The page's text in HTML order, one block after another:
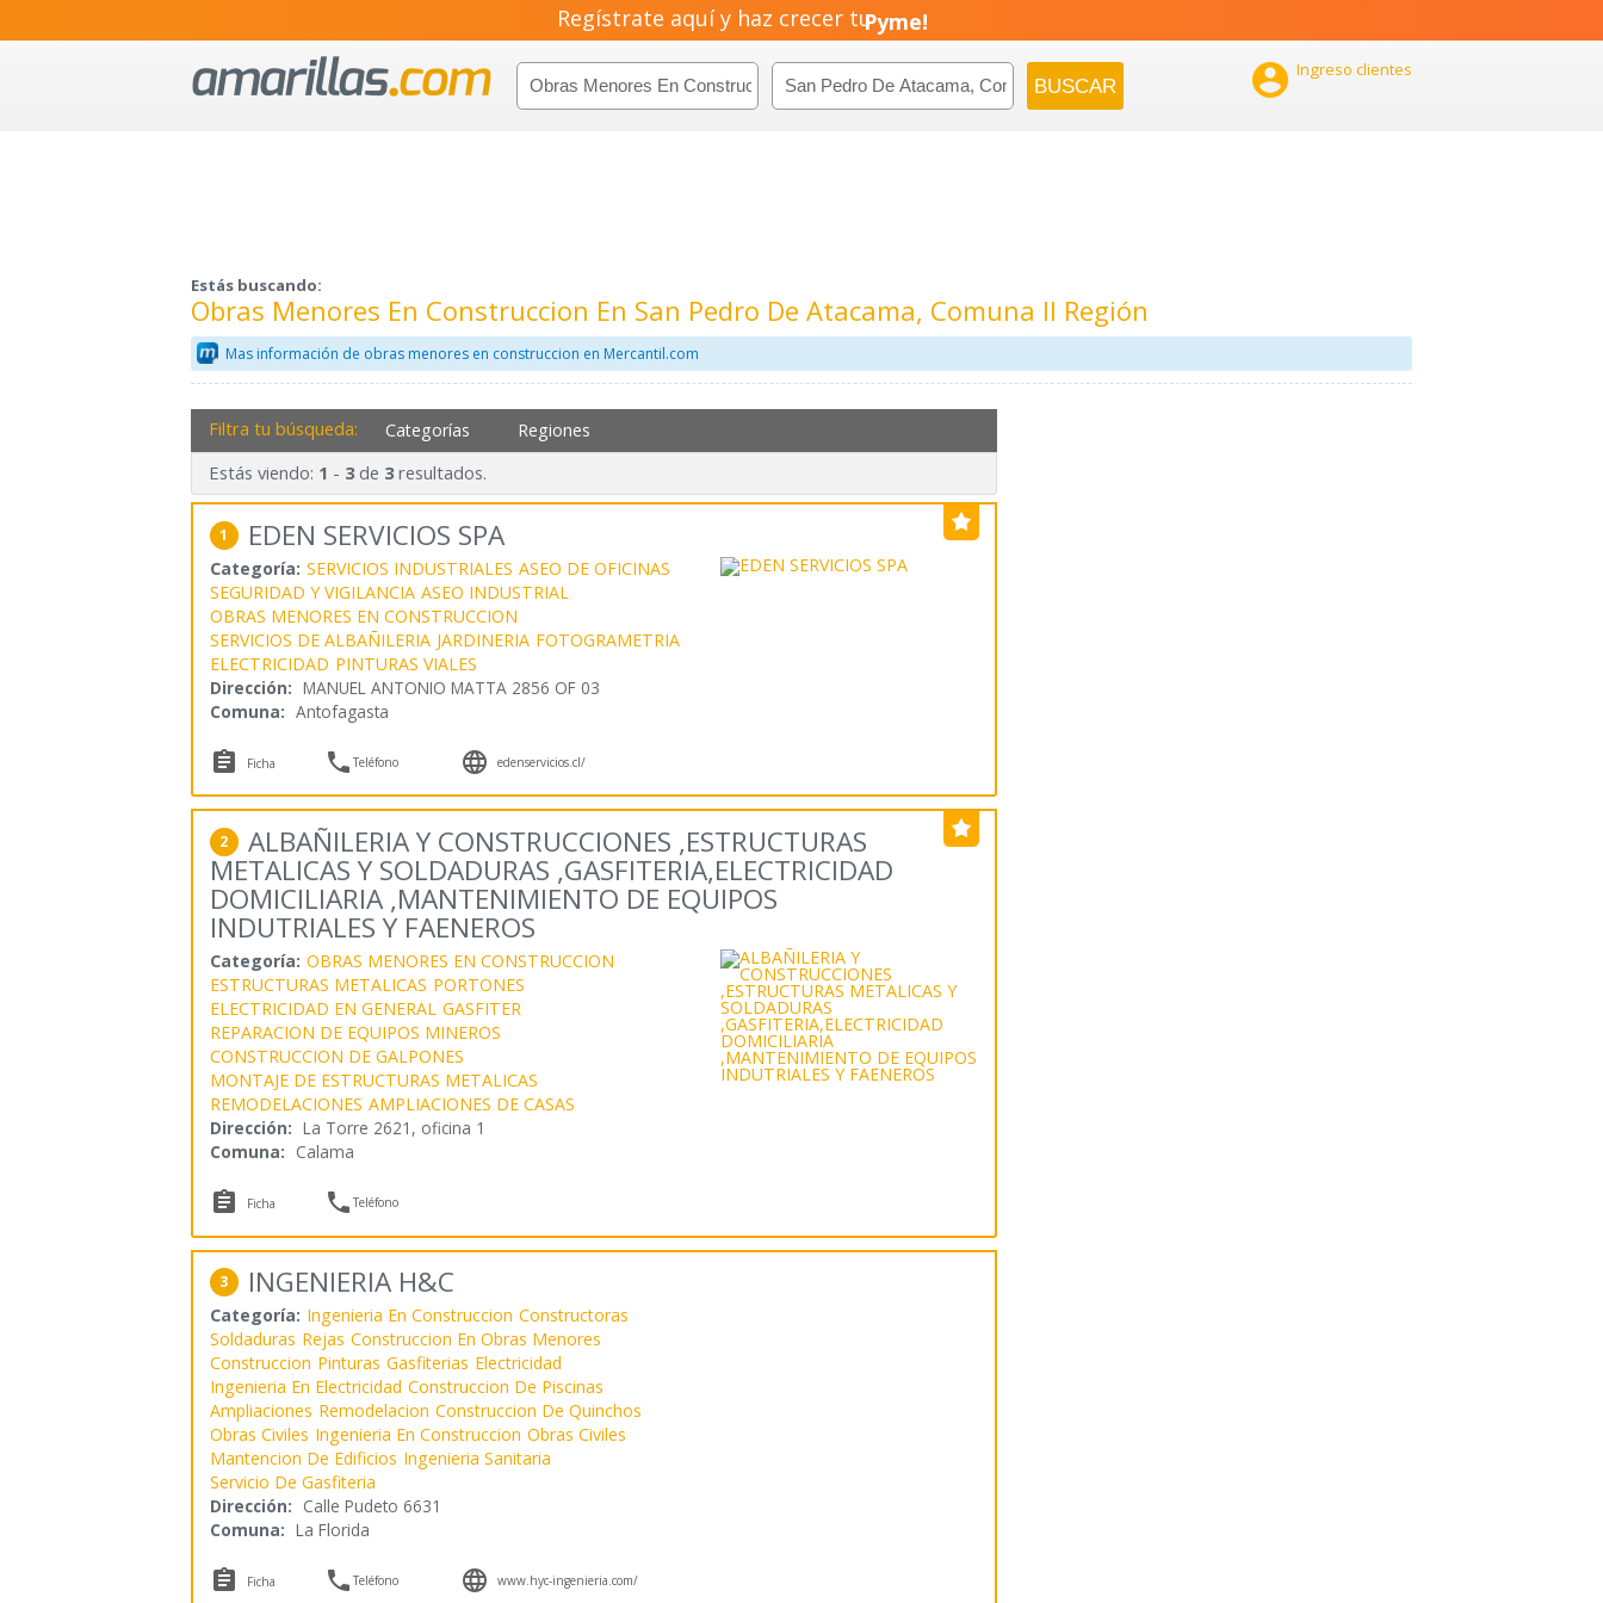
Regístrate aquí y haz crecer tuNegocio!
Pyme!
Emprendimiento!
 Ingreso clientes
Estás buscando:
Obras Menores En Construccion En San Pedro De Atacama, Comuna II Región
Mas información de obras menores en construccion en Mercantil.com
Filtra tu búsqueda: Categorías Regiones
Estás viendo: 1 - 3de 3resultados.
1 EDEN SERVICIOS SPA
Categoría: SERVICIOS INDUSTRIALES ASEO DE OFICINAS
SEGURIDAD Y VIGILANCIA ASEO INDUSTRIAL
OBRAS MENORES EN CONSTRUCCION
SERVICIOS DE ALBAÑILERIA JARDINERIA FOTOGRAMETRIA
ELECTRICIDAD PINTURAS VIALES
Dirección: MANUEL ANTONIO MATTA 2856 OF 03
Comuna: Antofagasta
 Ficha Teléfono  edenservicios.cl/
2 ALBAÑILERIA Y CONSTRUCCIONES ,ESTRUCTURAS
METALICAS Y SOLDADURAS ,GASFITERIA,ELECTRICIDAD
DOMICILIARIA ,MANTENIMIENTO DE EQUIPOS
INDUTRIALES Y FAENEROS
Categoría: OBRAS MENORES EN CONSTRUCCION
ESTRUCTURAS METALICAS PORTONES
ELECTRICIDAD EN GENERAL GASFITER
REPARACION DE EQUIPOS MINEROS
CONSTRUCCION DE GALPONES
MONTAJE DE ESTRUCTURAS METALICAS
REMODELACIONES AMPLIACIONES DE CASAS
Dirección: La Torre 2621, oficina 1
Comuna: Calama
 Ficha Teléfono
3 INGENIERIA H&C
Categoría: Ingenieria En Construccion Constructoras
Soldaduras Rejas Construccion En Obras Menores
Construccion Pinturas Gasfiterias Electricidad
Ingenieria En Electricidad Construccion De Piscinas
Ampliaciones Remodelacion Construccion De Quinchos
Obras Civiles Ingenieria En Construccion Obras Civiles
Mantencion De Edificios Ingenieria Sanitaria
Servicio De Gasfiteria
Dirección: Calle Pudeto 6631
Comuna: La Florida
 Ficha Teléfono  www.hyc-ingenieria.com/